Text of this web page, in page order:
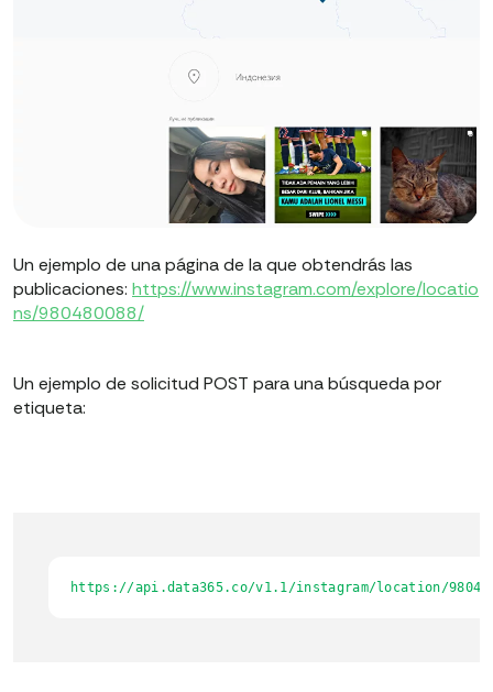
Un ejemplo de una página de la que obtendrás las
publicaciones: https://www.instagram.com/explore/locatio
ns/980480088/
Un ejemplo de solicitud POST para una búsqueda por
etiqueta:
https://api.data365.co/v1.1/instagram/location/